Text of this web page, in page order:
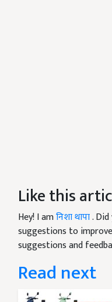
Like this
Hey! I amनिशा थापा.
suggestions to
suggestions and
Read next